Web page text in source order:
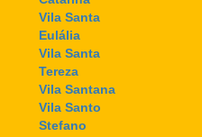
Vila Santa
Eulália
Vila Santa
Tereza
Vila Santana
Vila Santo
Stefano